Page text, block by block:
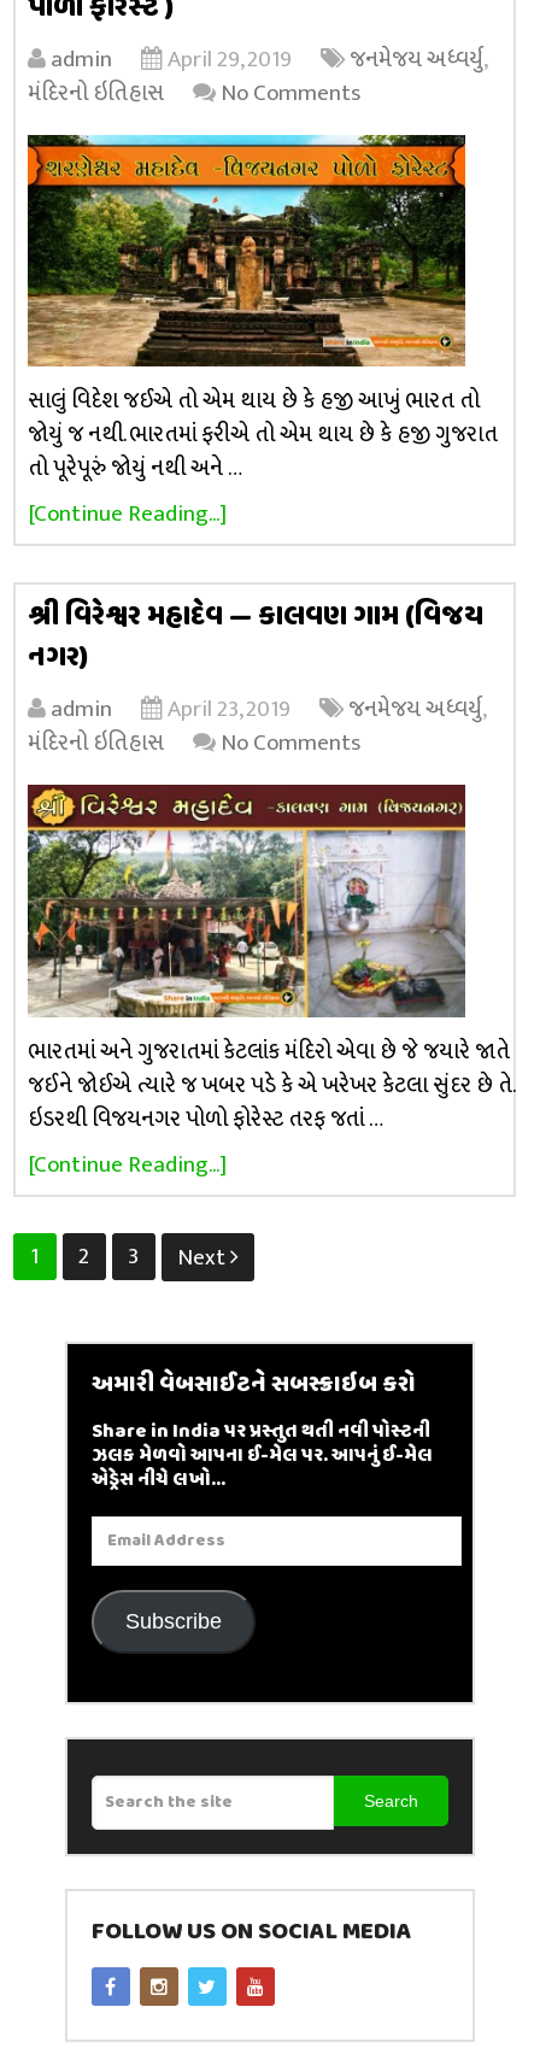
admin April 29, 2019 જનમેજય અધ્વર્યુ,
મંદિરનો ઇતિહાસ
No Comments
સાલું વિદેશ જઈએ તો એમ થાય છે કે હજી આખું ભારત તો
જોયું જ નથી. ભારતમાં ફરીએ તો એમ થાય છે કે હજી ગુજરાત
તો પૂરેપૂરું જોયું નથી અને …
[Continue Reading...]
શ્રી વિરેશ્વર મહાદેવ — કાલવણ ગામ (વિજય
નગર)
admin April 23, 2019 જનમેજય અધ્વર્યુ,
મંદિરનો ઇતિહાસ
No Comments
ભારતમાં અને ગુજરાતમાં કેટલાંક મંદિરો એવા છે જે જયારે જાતે
જઈને જોઈએ ત્યારે જ ખબર પડે કે એ ખરેખર કેટલા સુંદર છે તે.
ઇડરથી વિજયનગર પોળો ફોરેસ્ટ તરફ જતાં …
[Continue Reading...]
Posts
pagination
1 2 3 Next
અમારી વેબસાઈટને સબસ્ક્રાઇબ કરો
Share in India પર પ્રસ્તુત થતી નવી પોસ્ટની
ઝલક મેળવો આપના ઈ-મેલ પર. આપનું ઈ-મેલ
એડ્રેસ નીચે લખો...
Email
Address
Subscribe
Search
FOLLOW US ON SOCIAL MEDIA